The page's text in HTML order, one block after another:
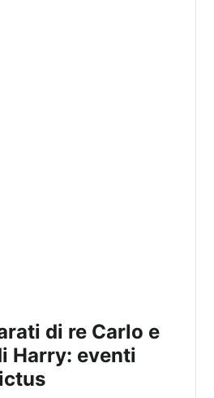
Harry: eventi